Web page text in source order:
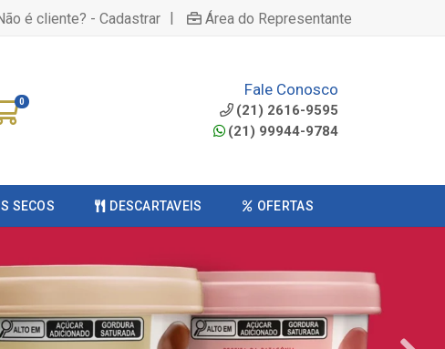
é cliente? - Cadastrar | Área do Representante
0
Fale Conosco
(21) 2616-9595
(21) 99944-9784
SECOS DESCARTAVEIS OFERTAS